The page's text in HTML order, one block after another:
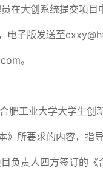
在大创系统提交项目
电子版发送至
。
肥工业大学大学生
所要求的内容，指
负责人四方签订的